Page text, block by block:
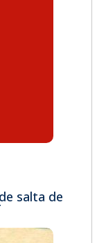
salta de